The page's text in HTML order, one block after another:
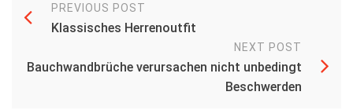
PREVIOUS POST
Klassisches Herrenoutfit
NEXT POST
Bauchwandbrüche verursachen nicht unbedingt
Beschwerden